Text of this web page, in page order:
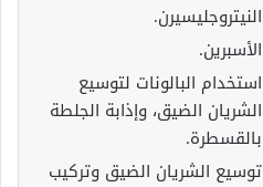
النيتروجليسيرن.
الأسبرين.
استخدام البالونات لتوسيع
الشريان الضيق، وإذابة الجلطة
بالقسطرة.
توسيع الشريان الضيق وتركيب